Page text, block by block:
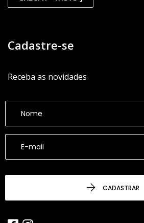
Cadastre-se
Receba as novidades
CADASTRAR